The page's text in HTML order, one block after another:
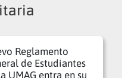
Reglamento
de Estudiantes
UMAG entra en su